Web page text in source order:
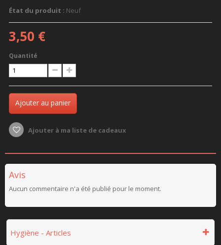
État du produit : Neuf
3,50 €
Quantité
Ajouter au panier
Ajouter à ma liste de cadeaux
Avis
Aucun commentaire n'a été publié pour le moment.
Hygiène - Articles